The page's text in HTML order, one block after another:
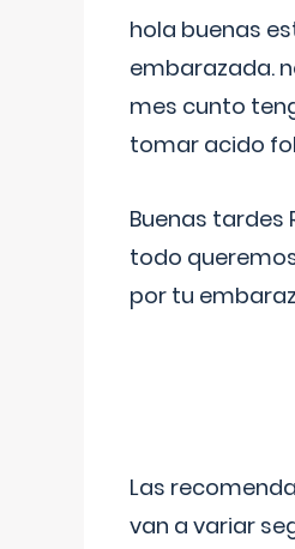
hola buenas
embarazada.
mes cunto
tomar acido
Buenas tardes
todo
por tu
Las
van a variar